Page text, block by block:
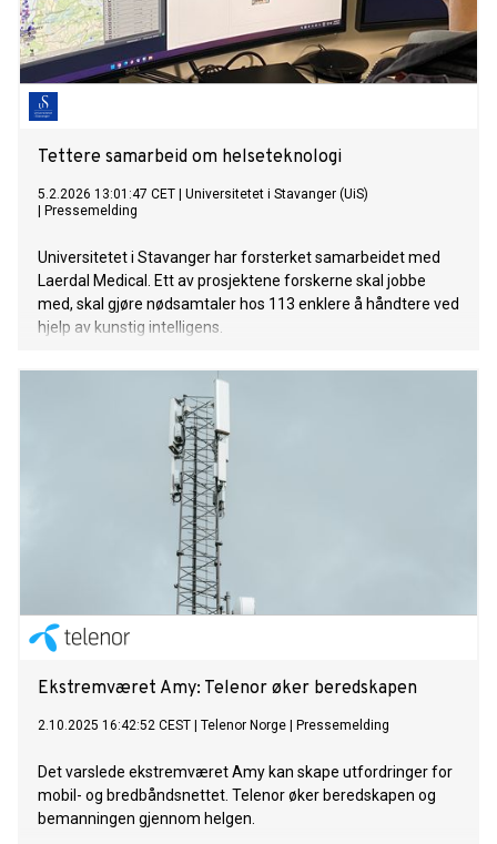
Tettere samarbeid om helseteknologi
5.2.2026 13:01:47 CET
Universitetet i Stavanger (UiS)
Pressemelding
Universitetet i Stavanger har forsterket samarbeidet med
Laerdal Medical. Ett av prosjektene forskerne skal jobbe
med, skal gjøre nødsamtaler hos 113 enklere å håndtere ved
hjelp av kunstig intelligens.
Ekstremværet Amy: Telenor øker beredskapen
2.10.2025 16:42:52 CEST Telenor Norge Pressemelding
Det varslede ekstremværet Amy kan skape utfordringer for
mobil- og bredbåndsnettet. Telenor øker beredskapen og
bemanningen gjennom helgen.